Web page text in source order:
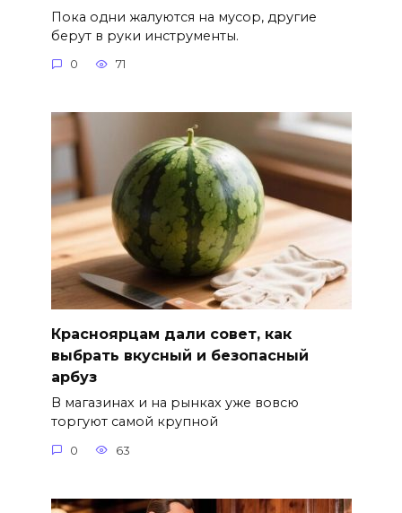
Пока одни жалуются на мусор, другие
берут в руки инструменты.
0 71
Красноярцам дали совет, как
выбрать вкусный и безопасный
арбуз
В магазинах и на рынках уже вовсю
торгуют самой крупной
0 63